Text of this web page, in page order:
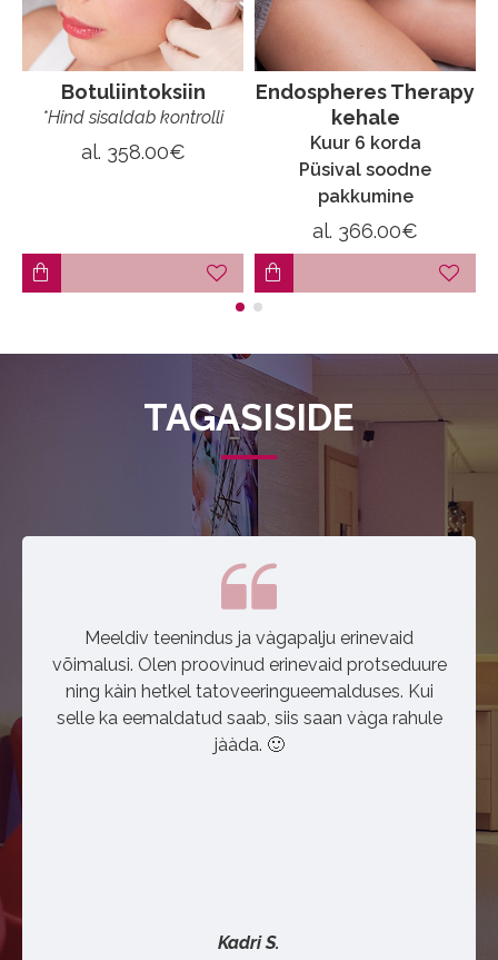
Botuliintoksiin
*Hind sisaldab kontrolli
al. 358.00€
Endospheres Therapy
kehale
Kuur 6 korda
Püsival soodne
pakkumine
al. 366.00€
TAGASISIDE
Meeldiv teenindus ja vàgapalju erinevaid
võimalusi. Olen proovinud erinevaid protseduure
ning kàin hetkel tatoveeringueemalduses. Kui
selle ka eemaldatud saab, siis saan vàga rahule
jààda. 🙂
Kadri S.